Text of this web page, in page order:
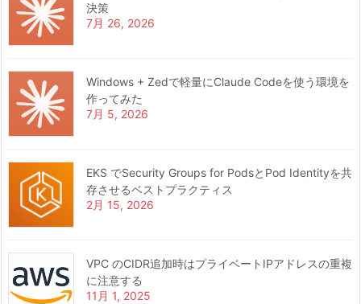
決策
7月 26, 2026
Windows + Zedで軽量にClaude Codeを使う環境を
作ってみた
7月 5, 2026
EKS でSecurity Groups for PodsとPod Identityを共
存させるベストプラクティス
2月 15, 2026
VPC のCIDR追加時はプライベートIPアドレスの重複
に注意する
11月 1, 2025